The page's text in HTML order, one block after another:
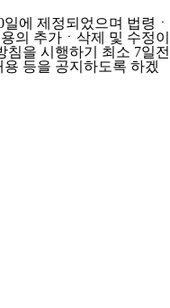
에 제정되었으며 법령ㆍ
의 추가ㆍ삭제 및 수정이
을 시행하기 최소 7일전
등을 공지하도록 하겠